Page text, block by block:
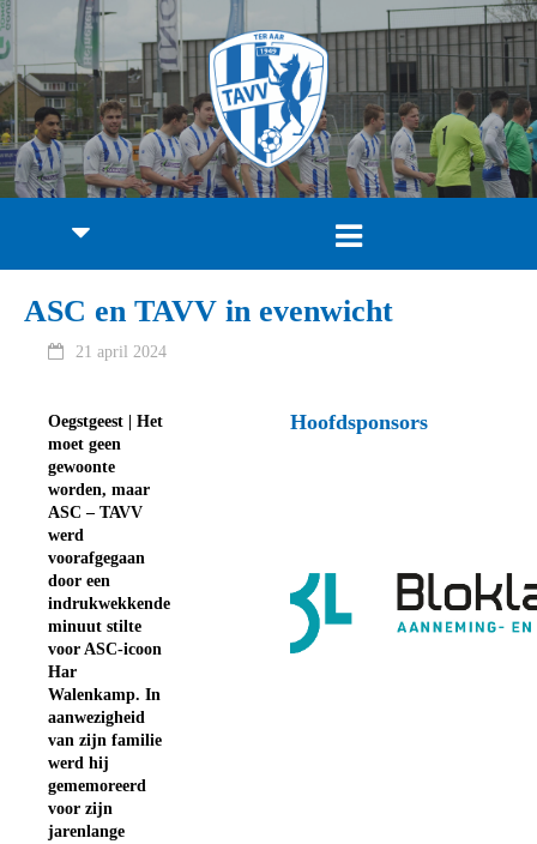
ASC en TAVV in evenwicht
21 april 2024
Oegstgeest | Het
moet geen
gewoonte
worden, maar
ASC – TAVV
werd
voorafgegaan
door een
indrukwekkende
minuut stilte
voor ASC-icoon
Har
Walenkamp. In
aanwezigheid
van zijn familie
werd hij
gememoreerd
voor zijn
jarenlange
Hoofdsponsors